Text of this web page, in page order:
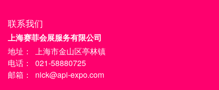
联系我们
上海赛菲会展服务有限公司
地址：
上海市金山区亭林镇
电话：
021-58880725
邮箱：
nick@api-expo.com